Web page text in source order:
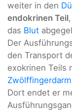
weiter in den
endokrinen Teil
das Blut
Der
den Transport
exokrinen Teils
Zwölffingerdarm
Dort endet er